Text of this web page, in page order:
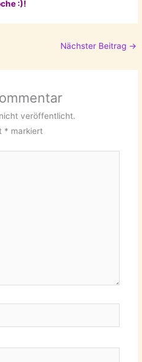
:)!
Nächster Beitrag →
veröffentlicht.
* markiert